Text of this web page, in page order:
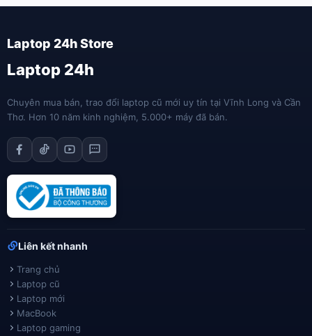
Laptop 24h
Chuyên mua bán, trao đổi laptop cũ mới uy tín tại Vĩnh Long và Cần
Thơ. Hơn 10 năm kinh nghiệm, 5.000+ máy đã bán.
Liên kết nhanh
Trang chủ
Laptop cũ
Laptop mới
MacBook
Laptop gaming